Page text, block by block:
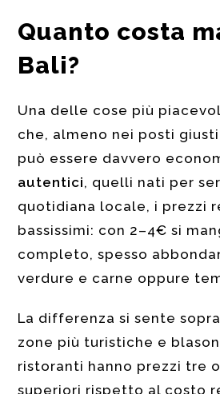
Quanto costa
Bali?
Una delle cose più
che, almeno nei posti
può essere davvero
autentici, quelli nati per
quotidiana locale, i prezzi
bassissimi: con 2–4€ si
completo, spesso
verdure e carne oppure
La differenza si sente
zone più turistiche e
ristoranti hanno prezzi tre
superiori rispetto al costo